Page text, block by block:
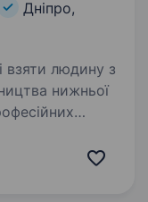
Дніпро,
взяти людину з
операцію